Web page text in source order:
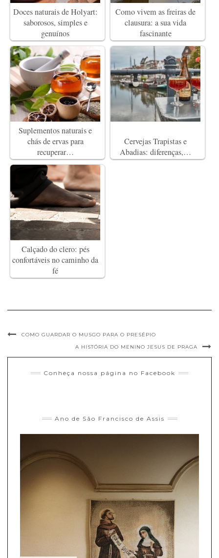
Doces naturais de Holyart:
saborosos, simples e
genuínos
Como vivem as freiras de
clausura: a sua vida
fascinante
Suplementos naturais e
chás de ervas para
recuperar…
Cervejas Trapistas e
Abadias: diferenças,…
Calçado do clero: pés
confortáveis no caminho da
fé
COMO GUARDAR O MUSGO PARA O PRESÉPIO
A HISTÓRIA DO MENINO JESUS DE PRAGA
Conheça nossa página no Facebook
Ano de São Francisco de Assis